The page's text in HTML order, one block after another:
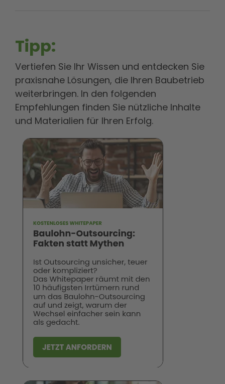
Tipp:
Vertiefen Sie Ihr Wissen und entdecken Sie
praxisnahe Lösungen, die Ihren Baubetrieb
weiterbringen. In den folgenden
Empfehlungen finden Sie nützliche Inhalte
und Materialien für Ihren Erfolg.